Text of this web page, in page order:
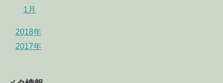
1月
2018年
2017年